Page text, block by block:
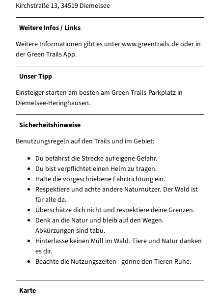
Kirchstraße 13, 34519 Diemelsee
Weitere Infos / Links
Weitere Informationen gibt es unter www.greentrails.de oder in
der Green Trails App.
Unser Tipp
Einsteiger starten am besten am Green-Trails-Parkplatz in
Diemelsee-Heringhausen.
Sicherheitshinweise
Benutzungsregeln auf den Trails und im Gebiet:
Du befährst die Strecke auf eigene Gefahr.
Du bist verpflichtet einen Helm zu tragen.
Halte die vorgeschriebene Fahrtrichtung ein.
Respektiere und achte andere Naturnutzer. Der Wald ist
für alle da.
Überschätze dich nicht und respektiere deine Grenzen.
Denk an die Natur und bleib auf den Wegen.
Abkürzungen sind tabu.
Hinterlasse keinen Müll im Wald. Tiere und Natur danken
es dir.
Beachte die Nutzungszeiten - gönne den Tieren Ruhe.
Karte